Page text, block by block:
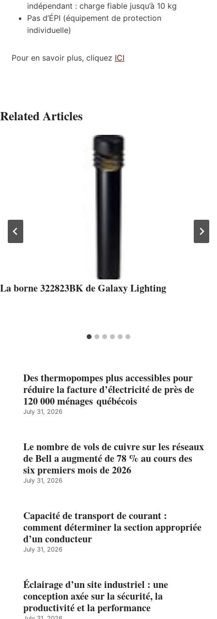
indépendant : charge fiable jusqu’à 10 kg
Pas d’ÉPI (équipement de protection
individuelle)
Pour en savoir plus, cliquez ICI
Related Articles
La borne 322823BK de Galaxy Lighting
Des thermopompes plus accessibles pour
réduire la facture d’électricité de près de
120 000 ménages québécois
July 31, 2026
Le nombre de vols de cuivre sur les réseaux
de Bell a augmenté de 78 % au cours des
six premiers mois de 2026
July 31, 2026
Capacité de transport de courant :
comment déterminer la section appropriée
d’un conducteur
July 31, 2026
Éclairage d’un site industriel : une
conception axée sur la sécurité, la
productivité et la performance